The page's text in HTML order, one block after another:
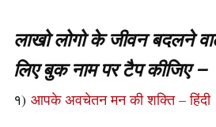
लाखो लोगो के जीवन बदलने
लिए बुक नाम पर टैप कीजिए –
१) आपके अवचेतन मन की शक्ति – हिंदी